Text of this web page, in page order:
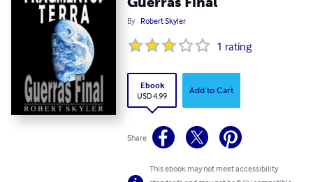
By Robert Skyler
1 rating
Ebook
USD 4.99
Add to Cart
Share
This ebook may not meet accessibility